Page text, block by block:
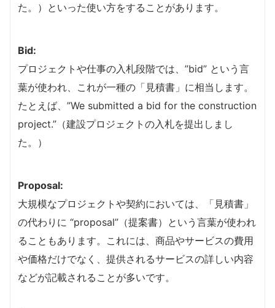
た。）といった使い方をすることがあります。
Bid:
プロジェクトや仕事の入札段階では、”bid” という言
葉が使われ、これが一種の「見積書」に相当します。
たとえば、”We submitted a bid for the construction
project.”（建設プロジェクトの入札を提出しまし
た。）
Proposal:
大規模なプロジェクトや契約においては、「見積書」
の代わりに “proposal”（提案書）という言葉が使われ
ることもあります。これには、商品やサービスの費用
や価格だけでなく、提供されるサービスの詳しい内容
などが記載されることが多いです。